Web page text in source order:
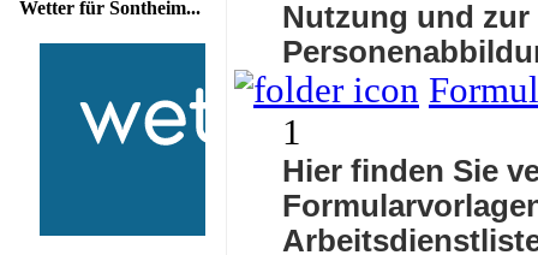
Wetter für Sontheim...
Nutzung und
1
Hier finden Sie